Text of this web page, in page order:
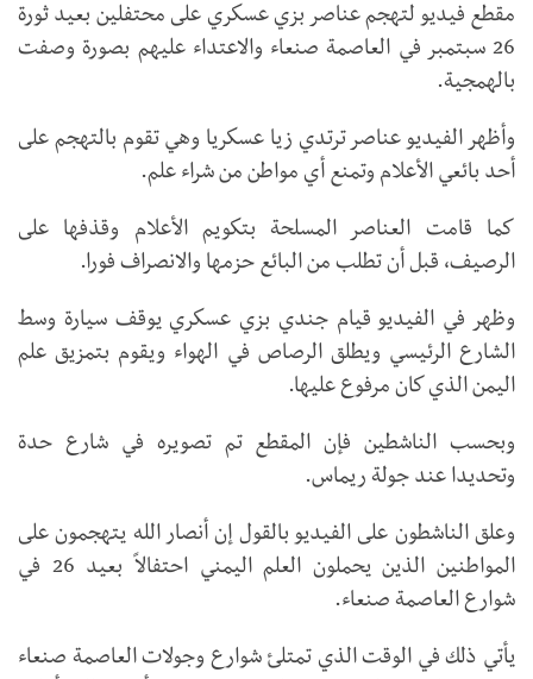
مقطع فيديو لتهجم عناصر بزي عسكري على محتفلين بعيد ثورة
26 سبتمبر في العاصمة صنعاء والاعتداء عليهم بصورة وصفت
بالهمجية.
وأظهر الفيديو عناصر ترتدي زيا عسكريا وهي تقوم بالتهجم على
أحد بائعي الأعلام وتمنع أي مواطن من شراء علم.
كما قامت العناصر المسلحة بتكويم الأعلام وقذفها على
الرصيف، قبل أن تطلب من البائع حزمها والانصراف فورا.
وظهر في الفيديو قيام جندي بزي عسكري يوقف سيارة وسط
الشارع الرئيسي ويطلق الرصاص في الهواء ويقوم بتمزيق علم
اليمن الذي كان مرفوع عليها.
وبحسب الناشطين فإن المقطع تم تصويره في شارع حدة
وتحديدا عند جولة ريماس.
وعلق الناشطون على الفيديو بالقول إن أنصار الله يتهجمون على
المواطنين الذين يحملون العلم اليمني احتفالاً بعيد 26 في
شوارع العاصمة صنعاء.
يأتي ذلك في الوقت الذي تمتلئ شوارع وجولات العاصمة صنعاء